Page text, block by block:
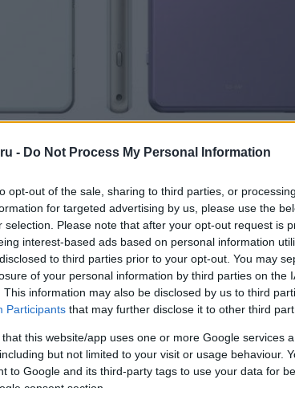
- Do Not Process My Personal Information
opt-out of the sale, sharing to third parties, or
for targeted advertising by us, please use the
selection. Please note that after your opt-out request is
interest-based ads based on personal information
to third parties prior to your opt-out. You may
of your personal information by third parties on the
This information may also be disclosed by us to third
Participants that may further disclose it to other third
that this website/app uses one or more Google services
but not limited to your visit or usage behaviour.
to Google and its third-party tags to use your data for
consent section.